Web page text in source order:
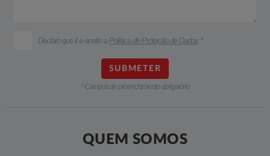
Declaro que li e aceito a Política de Proteção de Dados*
* Campos de preenchimento obrigatório
QUEM SOMOS